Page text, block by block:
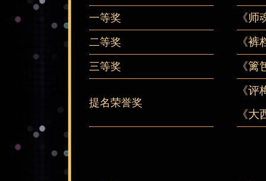
一等奖 《师
二等奖 《
三等奖 《
提名荣誉奖
《
《